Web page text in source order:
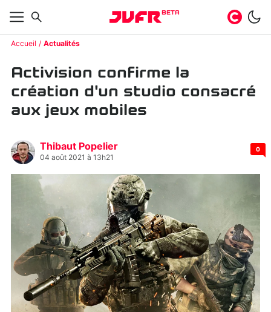
BETA
Accueil Actualités
Activision confirme la
création d'un studio consacré
aux jeux mobiles
Thibaut Popelier
04 août 2021 à 13h21
0